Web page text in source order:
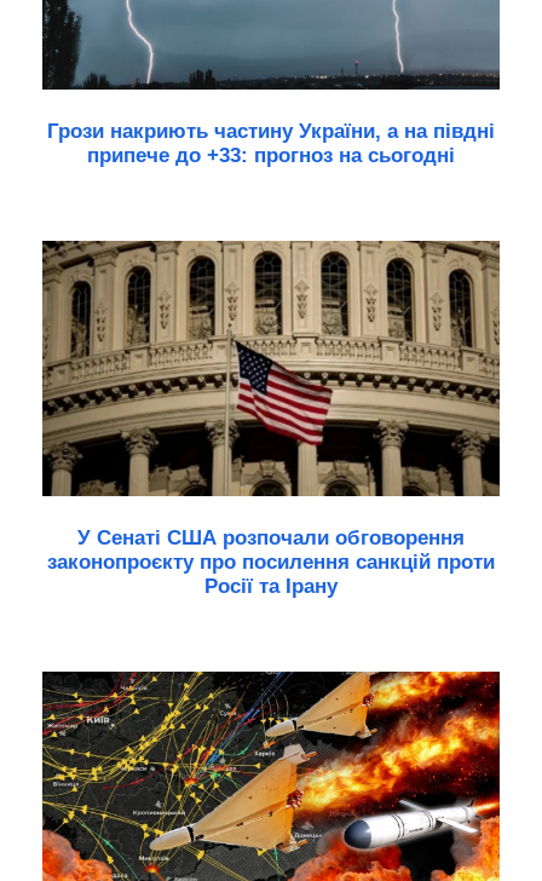
Грози накриють частину України, а на півдні
припече до +33: прогноз на сьогодні
У Сенаті США розпочали обговорення
законопроєкту про посилення санкцій проти
Росії та Ірану